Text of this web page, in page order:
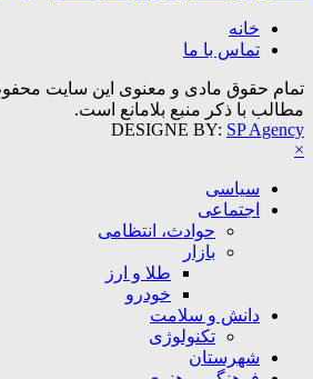
خانه
تماس با ما
تمام حقوق مادی و معنوی این سایت
مطالب با ذکر منبع بلامانع است.
DESIGNE BY: SP Agency
×
سیاسی
اجتماعی
حوادث، انتظامی
بازار
طلا و ارز
خودرو
دانش و سلامت
تکنولوژی
شهرستان